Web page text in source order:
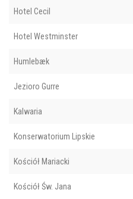
Hotel Cecil
Hotel Westminster
Humlebæk
Jezioro Gurre
Kalwaria
Konserwatorium Lipskie
Kościół Mariacki
Kościół Św. Jana